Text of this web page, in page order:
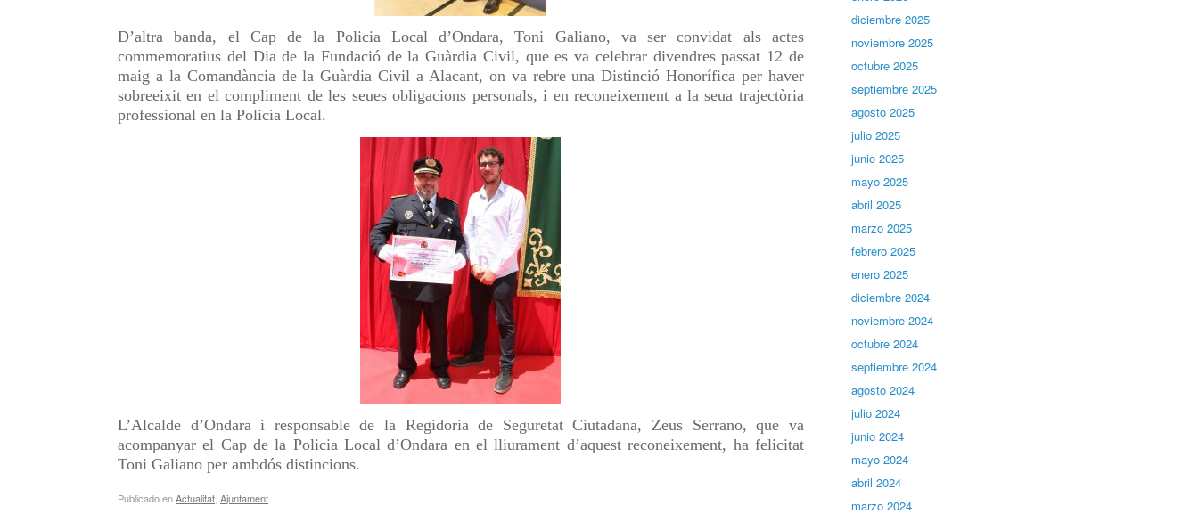
D’altra banda, el Cap de la Policia Local d’Ondara, Toni Galiano, va ser convidat als actes
commemoratius del Dia de la Fundació de la Guàrdia Civil, que es va celebrar divendres passat 12 de
maig a la Comandància de la Guàrdia Civil a Alacant, on va rebre una Distinció Honorífica per haver
sobreeixit en el compliment de les seues obligacions personals, i en reconeixement a la seua trajectòria
professional en la Policia Local.
L’Alcalde d’Ondara i responsable de la Regidoria de Seguretat Ciutadana, Zeus Serrano, que va
acompanyar el Cap de la Policia Local d’Ondara en el lliurament d’aquest reconeixement, ha felicitat
Toni Galiano per ambdós distincions.
Publicado enActualitat Ajuntament
diciembre 2025
noviembre 2025
octubre 2025
septiembre 2025
agosto 2025
julio 2025
junio 2025
mayo 2025
abril 2025
marzo 2025
febrero 2025
enero 2025
diciembre 2024
noviembre 2024
octubre 2024
septiembre 2024
agosto 2024
julio 2024
junio 2024
mayo 2024
abril 2024
marzo 2024